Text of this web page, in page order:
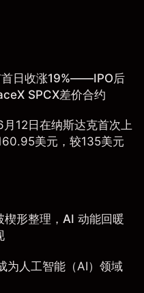
日收涨19%——IPO后
SPCX差价合约
12日在纳斯达克首次上
美元，较135美元
楔形整理，AI 动能回暖
为人工智能（AI）领域